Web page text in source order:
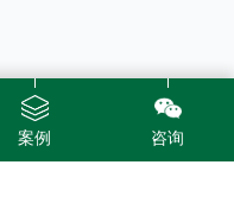
案例 咨询